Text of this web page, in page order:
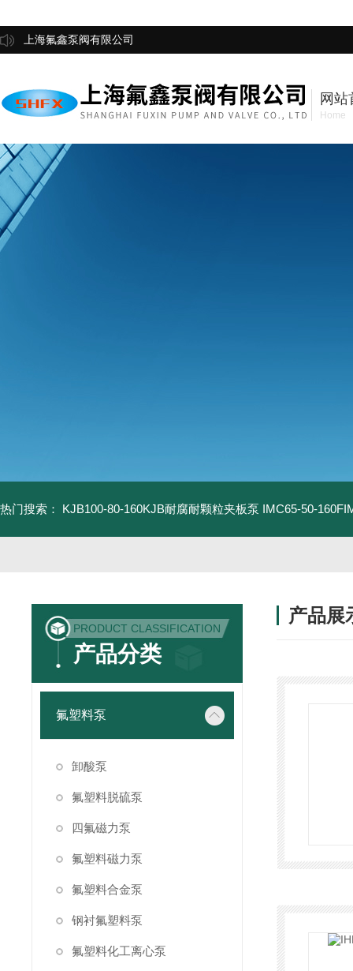
上海氟鑫泵阀有限公司
网站
Home
热门搜索： KJB100-80-160KJB耐腐耐颗粒夹板泵 IMC65-50-
PRODUCT CLASSIFICATION
产品分类
氟塑料泵
卸酸泵
氟塑料脱硫泵
四氟磁力泵
氟塑料磁力泵
氟塑料合金泵
钢衬氟塑料泵
氟塑料化工离心泵
产品展